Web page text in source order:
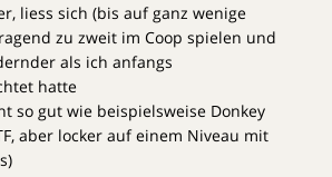
liess sich (bis auf ganz wenige
zu zweit im Coop spielen und
als ich anfangs
hatte
so gut wie beispielsweise Donkey
aber locker auf einem Niveau mit